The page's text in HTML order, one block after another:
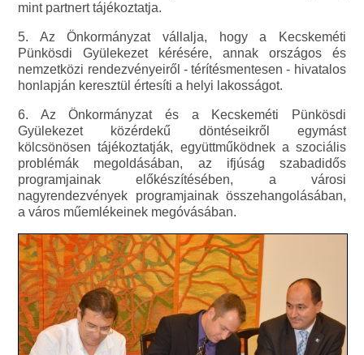
mint partnert tájékoztatja.
5. Az Önkormányzat vállalja, hogy a Kecskeméti
Pünkösdi Gyülekezet kérésére, annak országos és
nemzetközi rendezvényeiről - térítésmentesen - hivatalos
honlapján keresztül értesíti a helyi lakosságot.
6. Az Önkormányzat és a Kecskeméti Pünkösdi
Gyülekezet közérdekű döntéseikről egymást
kölcsönösen tájékoztatják, együttműködnek a szociális
problémák megoldásában, az ifjúság szabadidős
programjainak előkészítésében, a városi
nagyrendezvények programjainak összehangolásában,
a város műemlékeinek megóvásában.